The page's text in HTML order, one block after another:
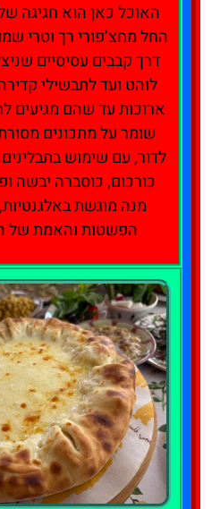
האוכל כאן הוא חגיגה
החל מחצ’פורי רך וטרי
דרך קבבים עסיסיים
לוהט ועד לתבשילי
ארוכות עד שהם מגיעים
שומר על מתכונים
לדור, עם שימוש
כורכום, כוסברה יבשה
מנה מוגשת
הפשטות והאמת של